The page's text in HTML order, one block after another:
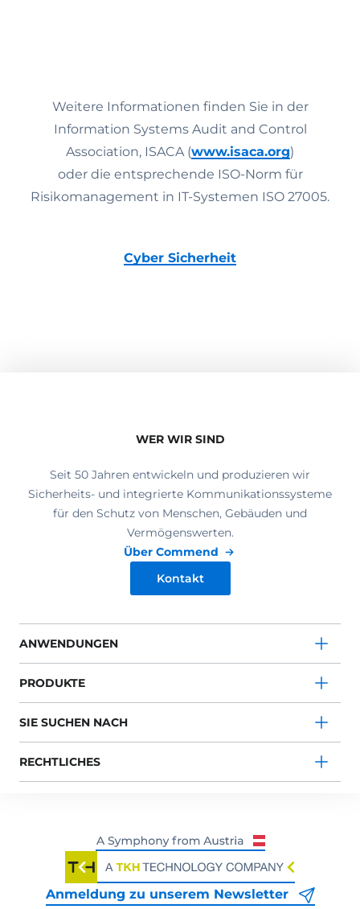
Weitere Informationen finden Sie in der
Information Systems Audit and Control
Association, ISACA (www.isaca.org)
oder die entsprechende ISO-Norm für
Risikomanagement in IT-Systemen ISO 27005.
Cyber Sicherheit
WER WIR SIND
Seit 50 Jahren entwickeln und produzieren wir
Sicherheits- und integrierte Kommunikationssysteme
für den Schutz von Menschen, Gebäuden und
Vermögenswerten.
Über Commend
Kontakt
ANWENDUNGEN
PRODUKTE
SIE SUCHEN NACH
RECHTLICHES
Anmeldung zu unserem Newsletter